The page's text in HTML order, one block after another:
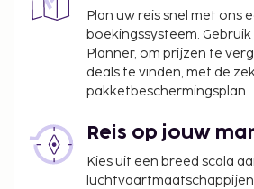
Plan uw reis snel met ons
boekingssysteem. Gebruik
Planner, om prijzen te
deals te vinden, met de
pakketbeschermingsplan.
Reis op jouw
Kies uit een breed scala